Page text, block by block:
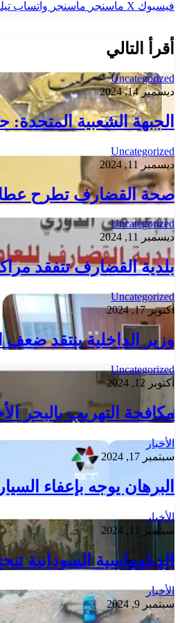
فيسبوك ‫X ماسنجر ماسنجر واتساب
أقرأ التالي
Uncategorized
ديسمبر 14, 2024
الجبهة الشعبية
Uncategorized
ديسمبر 11, 2024
صحة القضارف تطرح
Uncategorized
ديسمبر 11, 2024
بلدية القضارف تتفقد
Uncategorized
أكتوبر 17, 2024
وزير الداخلية ينتقد ضعف
Uncategorized
أكتوبر 12, 2024
مكافحة التهريب بالبحر الأحمر تضبط(١٦٤) قطعة
الأخبار
سبتمبر 17, 2024
البرهان يوجه بإعفاء
الأخبار
سبتمبر 11, 2024
الدبلوماسية السودانية
الأخبار
سبتمبر 9, 2024